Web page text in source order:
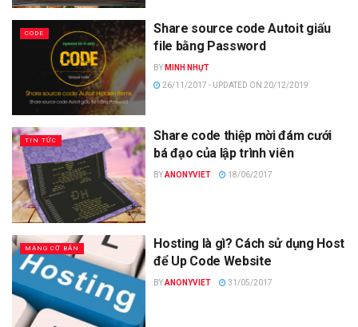
CODE
Share source code Autoit giấu
file bằng Password
BY MINH NHỰT
26/11/2017 - UPDATED ON 20/12/2019
TIN TỨC
Share code thiệp mời đám cưới
bá đạo của lập trình viên
BYANONYVIET 18/06/2017
MẠNG CƠ BẢN
Hosting là gì? Cách sử dụng Host
để Up Code Website
BYANONYVIET 31/05/2017